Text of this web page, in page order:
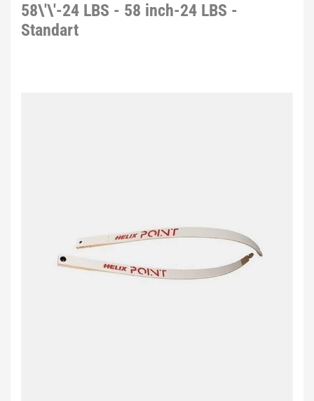
58\'\'-24 LBS - 58 inch-24 LBS -
Standart